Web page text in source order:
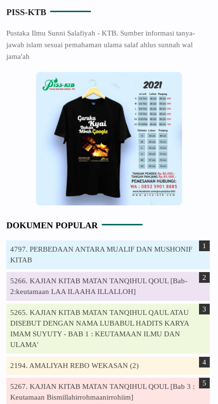
PISS-KTB
Pustaka Ilmu Sunni Salafiyah - KTB. Sumber informasi tanya-
jawab islam sesuai pemahaman ulama salaf ahlus sunnah wal
jama'ah
DOKUMEN POPULAR
4797. PERBEDAAN ANTARA MUALIF DAN MUSHONIF
KITAB
5266. KAJIAN KITAB MATAN TANQIHUL QOUL [Bab-
2:keutamaan LAA ILAAHA ILLALLOH]
5265. KAJIAN KITAB MATAN TANQIHUL QAUL ATAU
DISEBUT DENGAN NAMA LUBABUL HADITS KARYA
IMAM SUYUTY - BAB 1 : KEUTAMAAN ILMU DAN
ULAMA'
2194. AMALIYAH REBO WEKASAN (2)
5267. KAJIAN KITAB MATAN TANQIHUL QOUL [Bab 3 :
Keutamaan Bismillahirrohmaanirrohiim]